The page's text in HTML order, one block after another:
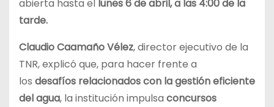
abierta hasta el lunes 6 de abril, a las 4:00 de la
tarde.
Claudio Caamaño Vélez, director ejecutivo de la
TNR, explicó que, para hacer frente a
los desafíos relacionados con la gestión eficiente
del agua, la institución impulsa concursos